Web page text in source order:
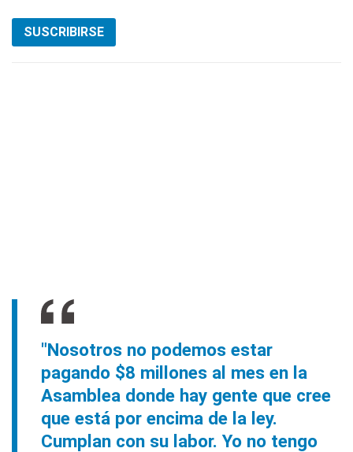
SUSCRIBIRSE
"Nosotros no podemos estar
pagando $8 millones al mes en la
Asamblea donde hay gente que cree
que está por encima de la ley.
Cumplan con su labor. Yo no tengo